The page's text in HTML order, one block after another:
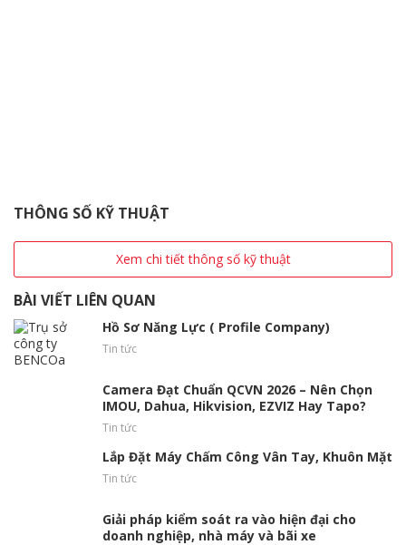
THÔNG SỐ KỸ THUẬT
Xem chi tiết thông số kỹ thuật
BÀI VIẾT LIÊN QUAN
Hồ Sơ Năng Lực ( Profile Company)
Tin tức
Camera Đạt Chuẩn QCVN 2026 – Nên Chọn
IMOU, Dahua, Hikvision, EZVIZ Hay Tapo?
Tin tức
Lắp Đặt Máy Chấm Công Vân Tay, Khuôn Mặt
Tin tức
Giải pháp kiểm soát ra vào hiện đại cho
doanh nghiệp, nhà máy và bãi xe